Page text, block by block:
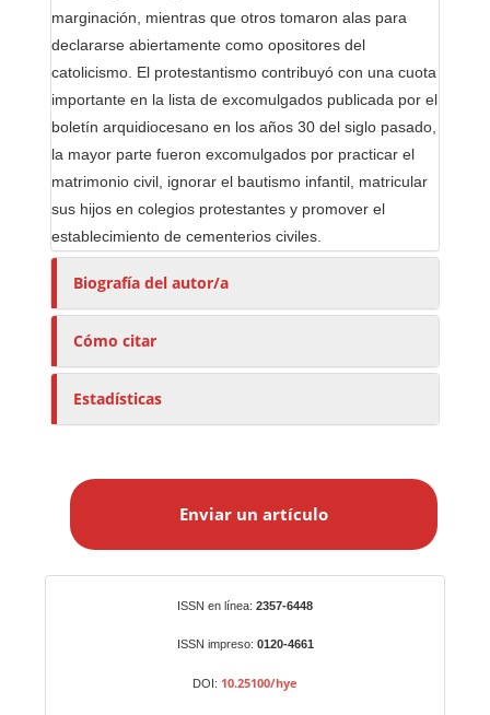
marginación, mientras que otros tomaron alas para
declararse abiertamente como opositores del
catolicismo. El protestantismo contribuyó con una cuota
importante en la lista de excomulgados publicada por el
boletín arquidiocesano en los años 30 del siglo pasado,
la mayor parte fueron excomulgados por practicar el
matrimonio civil, ignorar el bautismo infantil, matricular
sus hijos en colegios protestantes y promover el
establecimiento de cementerios civiles.
Biografía del autor/a
Cómo citar
Estadísticas
a
Enviar un artículo
ISSN en línea: 2357-6448
ISSN impreso: 0120-4661
DOI: 10.25100/hye